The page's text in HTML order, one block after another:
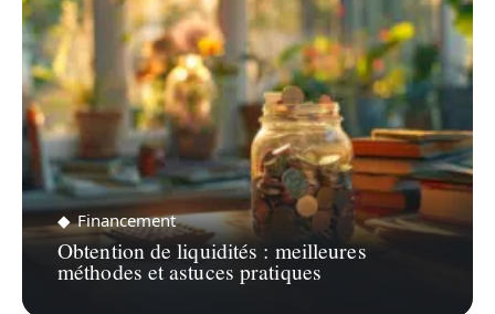
Financement
Obtention de liquidités : meilleures
méthodes et astuces pratiques